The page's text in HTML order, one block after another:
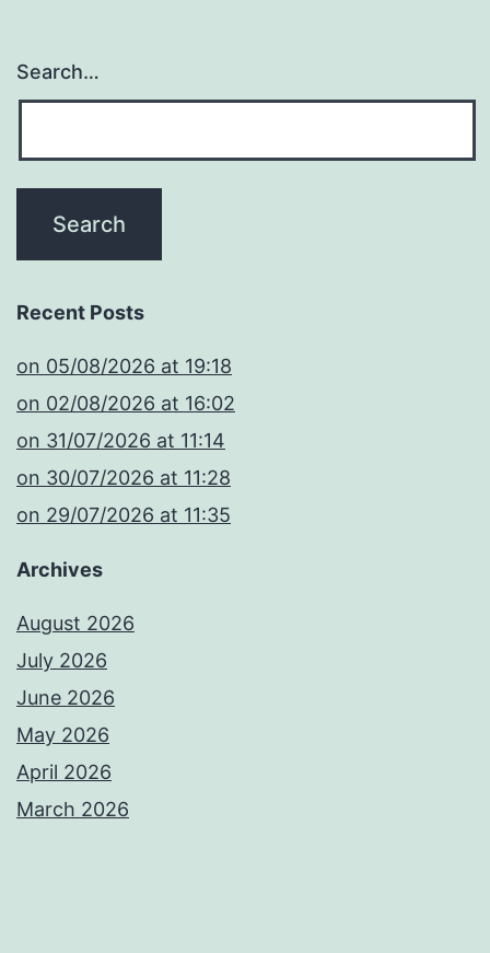
Search…
Recent Posts
​on 05/08/2026 at 19:18
​on 02/08/2026 at 16:02
​on 31/07/2026 at 11:14
​on 30/07/2026 at 11:28
​on 29/07/2026 at 11:35
Archives
August 2026
July 2026
June 2026
May 2026
April 2026
March 2026